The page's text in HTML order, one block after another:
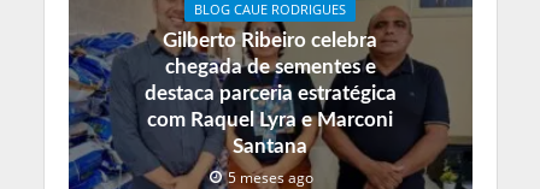
BLOG CAUE RODRIGUES
Gilberto Ribeiro celebra
chegada de sementes e
destaca parceria estratégica
com Raquel Lyra e Marconi
Santana
5 meses ago